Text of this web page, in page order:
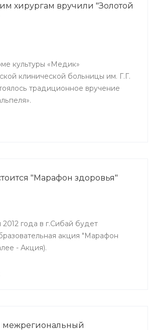
хирургам вручили "Золотой
культуры «Медик»
клинической больницы им. Г.Г.
традиционное вручение
"Марафон здоровья"
2012 года в г.Сибай будет
акция "Марафон
- Акция).
межрегиональный